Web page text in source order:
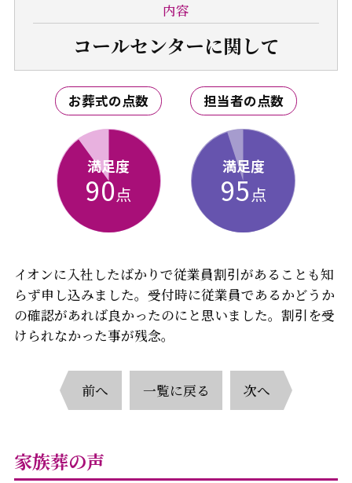
内容
コールセンターに関して
お葬式の点数
満足度
90点
担当者の点数
満足度
95点
イオンに入社したばかりで従業員割引があることも知
らず申し込みました。受付時に従業員であるかどうか
の確認があれば良かったのにと思いました。割引を受
けられなかった事が残念。
前へ 一覧に戻る 次へ
家族葬の声